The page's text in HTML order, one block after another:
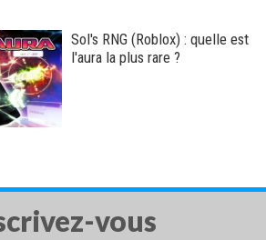
Sol's RNG (Roblox) : quelle est
l'aura la plus rare ?
vous